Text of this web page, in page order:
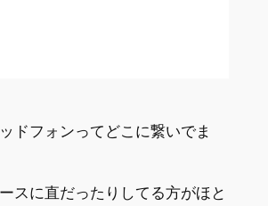
ドフォンってどこに繋いでま
スに直だったりしてる方がほと